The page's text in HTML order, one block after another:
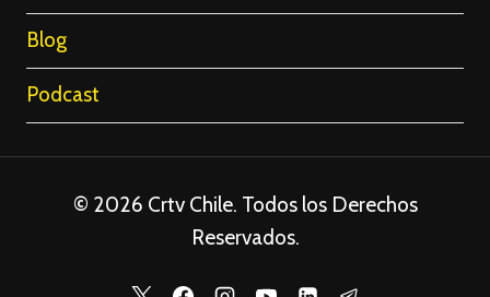
Blog
Podcast
© 2026 Crtv Chile. Todos los Derechos
Reservados.